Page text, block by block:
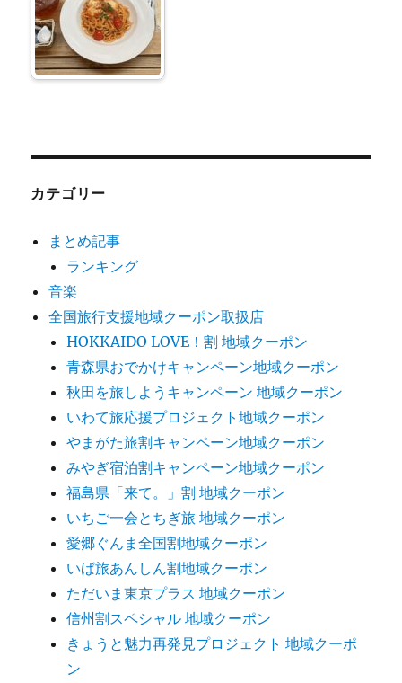
カテゴリー
まとめ記事
ランキング
音楽
全国旅行支援地域クーポン取扱店
HOKKAIDO LOVE！割 地域クーポン
青森県おでかけキャンペーン地域クーポン
秋田を旅しようキャンペーン 地域クーポン
いわて旅応援プロジェクト地域クーポン
やまがた旅割キャンペーン地域クーポン
みやぎ宿泊割キャンペーン地域クーポン
福島県「来て。」割 地域クーポン
いちご一会とちぎ旅 地域クーポン
愛郷ぐんま全国割地域クーポン
いば旅あんしん割地域クーポン
ただいま東京プラス 地域クーポン
信州割スペシャル 地域クーポン
きょうと魅力再発見プロジェクト 地域クーポ
ン